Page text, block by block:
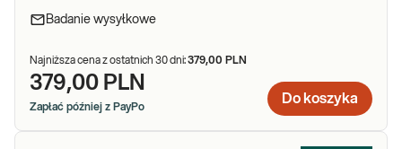
Badanie wysyłkowe
Najniższa cena z ostatnich 30 dni:379,00 PLN
379,00 PLN
Zapłać później z PayPo
Do koszyka